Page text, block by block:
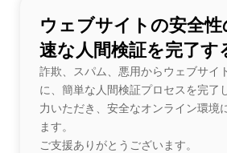
ウェブサイトの安全
速な人間検証を完了す
詐欺、スパム、悪用からウェブサイ
に、簡単な人間検証プロセスを完了
力いただき、安全なオンライン環境
ます。
ご支援ありがとうございます。